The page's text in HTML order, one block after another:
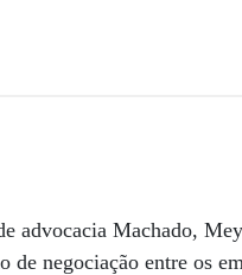
advocacia Machado,
de negociação entre os